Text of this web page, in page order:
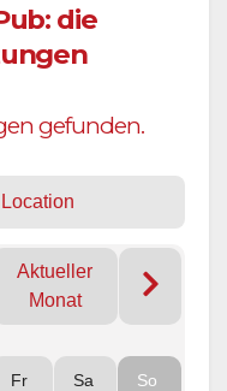
die
gefunden.
Aktueller
Monat
Fr Sa So